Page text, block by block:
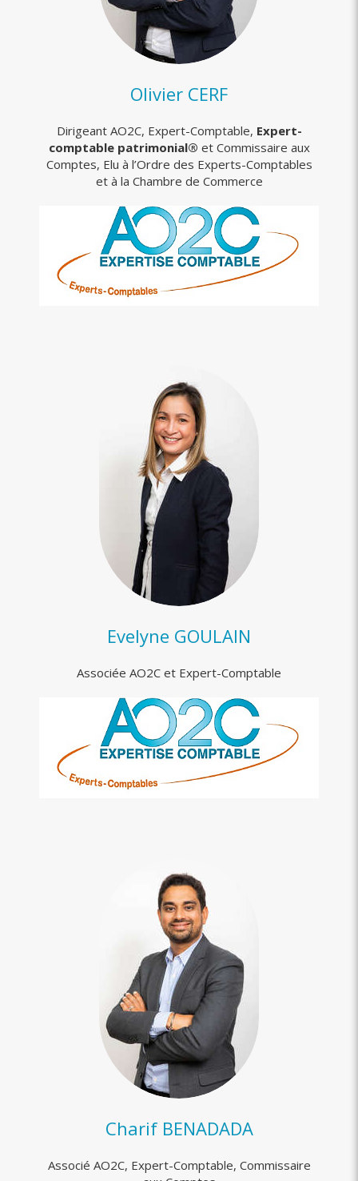
Olivier CERF
Dirigeant AO2C, Expert-Comptable, Expert-
comptable patrimonial® et Commissaire aux
Comptes, Elu à l’Ordre des Experts-Comptables
et à la Chambre de Commerce
Evelyne GOULAIN
Associée AO2C et Expert-Comptable
Charif BENADADA
Associé AO2C, Expert-Comptable, Commissaire